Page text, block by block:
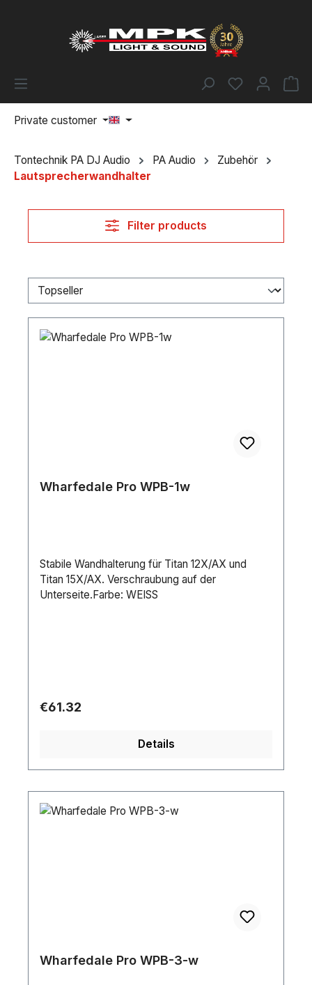
You have 0
Private customer
Tontechnik PA DJ Audio PA Audio
Zubehör
Lautsprecherwandhalter
Filter products
Wharfedale Pro WPB-1w
Stabile Wandhalterung für Titan 12X/AX und
Titan 15X/AX. Verschraubung auf der
Unterseite.Farbe: WEISS
Regular price:
€61.32
Details
Wharfedale Pro WPB-3-w